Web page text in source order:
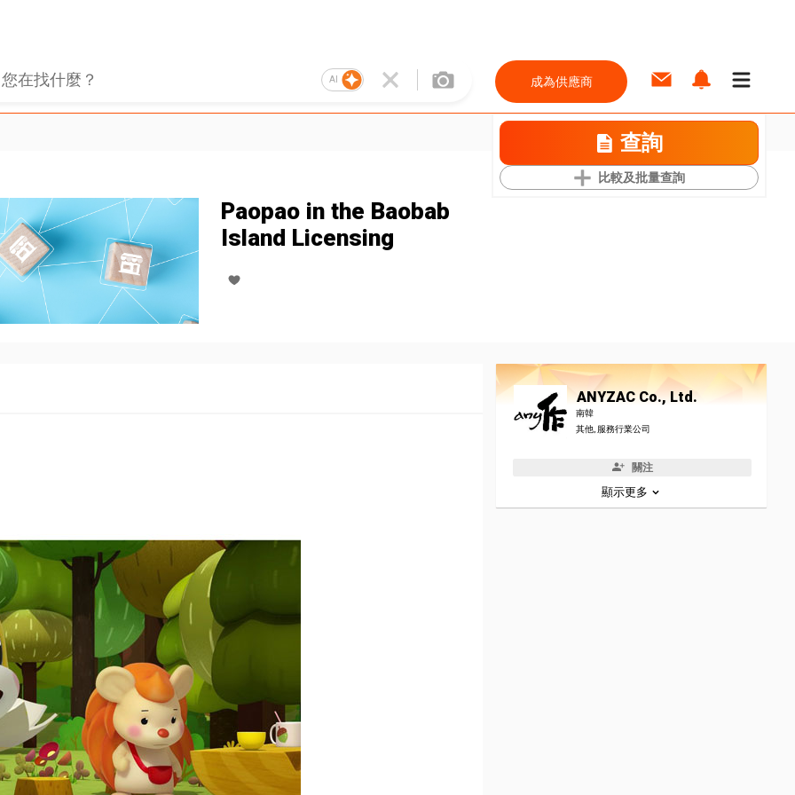
AI 成為供應商
查詢
比較及批量查詢
Paopao in the Baobab
Island Licensing
ANYZAC Co., Ltd.
南韓
其他, 服務行業公司
關注
顯示更多